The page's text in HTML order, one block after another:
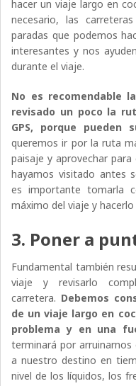
hacer un viaje largo en
necesario, las
paradas que podemos
interesantes y nos
durante el viaje.
No es recomendable
revisado un poco la
GPS, porque pueden
queremos ir por la ruta
paisaje y aprovechar
hayamos visitado antes
es importante tomarla
máximo del viaje y
3. Poner a
Fundamental también
viaje y revisarlo
carretera. Debemos
de un viaje largo en
problema y en una
terminará por
a nuestro destino en
nivel de los líquidos, los